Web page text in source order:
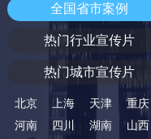
全国省市案例
热门行业宣传片
热门城市宣传片
北京 上海 天津 重庆
河南
四川 湖南 山西